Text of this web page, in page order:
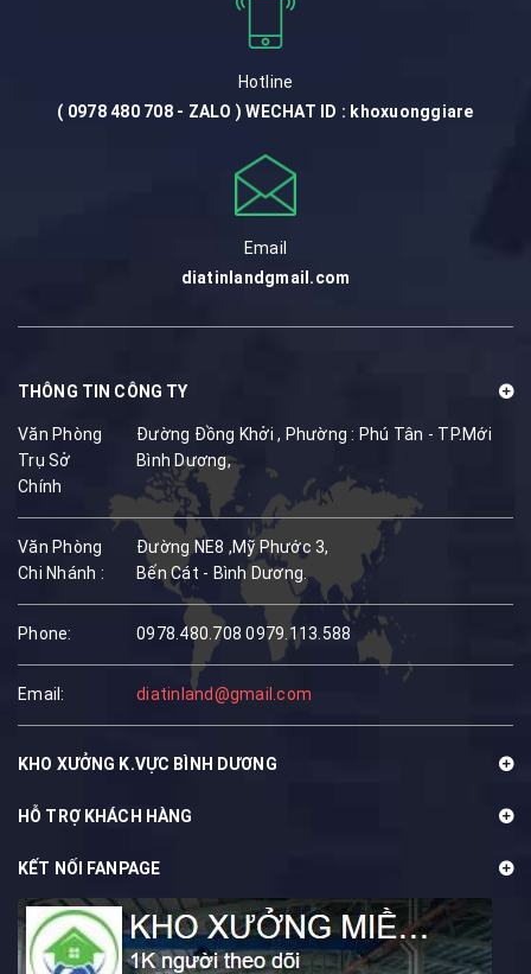
Hotline
( 0978 480 708 - ZALO ) WECHAT ID : khoxuonggiare
Email
diatinlandgmail.com
THÔNG TIN CÔNG TY
Văn Phòng
Trụ Sở
Chính
Đường Đồng Khởi , Phường : Phú Tân - TP.Mới
Bình Dương,
Văn Phòng
Chi Nhánh :
Đường NE8 ,Mỹ Phước 3,
Bến Cát - Bình Dương.
Phone: 0978.480.7080979.113.588
Email: diatinland@gmail.com
KHO XƯỞNG K.VỰC BÌNH DƯƠNG
HỖ TRỢ KHÁCH HÀNG
KẾT NỐI FANPAGE